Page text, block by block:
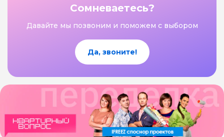
Сомневаетесь?
Давайте мы позвоним и поможем с выбором
Да, звоните!